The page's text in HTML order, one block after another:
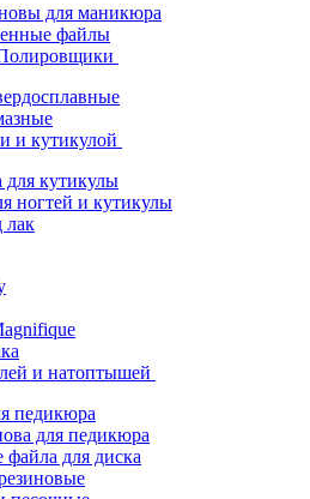
для маникюра
файлы
и кутикулой
для кутикулы
ногтей и кутикулы
лак
и натоптышей
педикюра
для педикюра
для диска